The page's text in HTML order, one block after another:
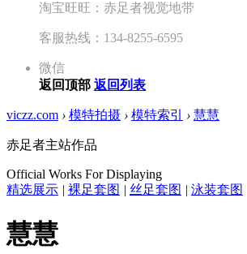
淘宝旺旺：赤足者视觉地带
客服热线：134-8255-6595
微信
返回顶部 返回列表
viczz.com › 模特拍摄 › 模特索引 › 慧慧
赤足者主站作品
Official Works For Displaying
精选展示 | 裸足套图 | 丝足套图 | 泳装套图
慧慧